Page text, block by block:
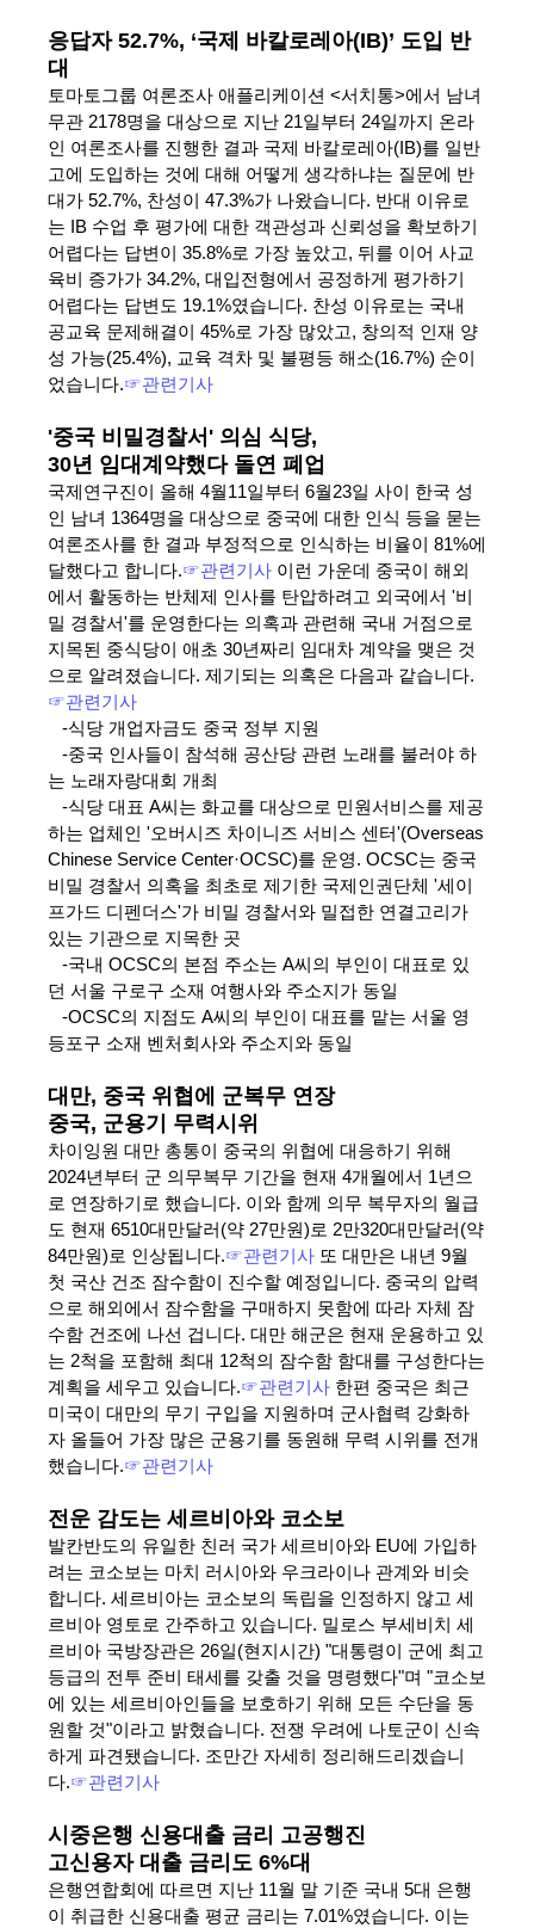
응답자 52.7%, ‘국제 바칼로레아(IB)’ 도입 반
대
토마토그룹 여론조사 애플리케이션 <서치통>에서 남녀
무관 2178명을 대상으로 지난 21일부터 24일까지 온라
인 여론조사를 진행한 결과 국제 바칼로레아(IB)를 일반
고에 도입하는 것에 대해 어떻게 생각하냐는 질문에 반
대가 52.7%, 찬성이 47.3%가 나왔습니다. 반대 이유로
는 IB 수업 후 평가에 대한 객관성과 신뢰성을 확보하기
어렵다는 답변이 35.8%로 가장 높았고, 뒤를 이어 사교
육비 증가가 34.2%, 대입전형에서 공정하게 평가하기
어렵다는 답변도 19.1%였습니다. 찬성 이유로는 국내
공교육 문제해결이 45%로 가장 많았고, 창의적 인재 양
성 가능(25.4%), 교육 격차 및 불평등 해소(16.7%) 순이
었습니다.☞관련기사
'중국 비밀경찰서' 의심 식당,
30년 임대계약했다 돌연 폐업
국제연구진이 올해 4월11일부터 6월23일 사이 한국 성
인 남녀 1364명을 대상으로 중국에 대한 인식 등을 묻는
여론조사를 한 결과 부정적으로 인식하는 비율이 81%에
달했다고 합니다.☞관련기사 이런 가운데 중국이 해외
에서 활동하는 반체제 인사를 탄압하려고 외국에서 '비
밀 경찰서'를 운영한다는 의혹과 관련해 국내 거점으로
지목된 중식당이 애초 30년짜리 임대차 계약을 맺은 것
으로 알려졌습니다. 제기되는 의혹은 다음과 같습니다.
☞관련기사
-식당 개업자금도 중국 정부 지원
-중국 인사들이 참석해 공산당 관련 노래를 불러야 하
는 노래자랑대회 개최
-식당 대표 A씨는 화교를 대상으로 민원서비스를 제공
하는 업체인 '오버시즈 차이니즈 서비스 센터'(Overseas
Chinese Service Center·OCSC)를 운영. OCSC는 중국
비밀 경찰서 의혹을 최초로 제기한 국제인권단체 '세이
프가드 디펜더스'가 비밀 경찰서와 밀접한 연결고리가
있는 기관으로 지목한 곳
-국내 OCSC의 본점 주소는 A씨의 부인이 대표로 있
던 서울 구로구 소재 여행사와 주소지가 동일
-OCSC의 지점도 A씨의 부인이 대표를 맡는 서울 영
등포구 소재 벤처회사와 주소지와 동일
대만, 중국 위협에 군복무 연장
중국, 군용기 무력시위
차이잉원 대만 총통이 중국의 위협에 대응하기 위해
2024년부터 군 의무복무 기간을 현재 4개월에서 1년으
로 연장하기로 했습니다. 이와 함께 의무 복무자의 월급
도 현재 6510대만달러(약 27만원)로 2만320대만달러(약
84만원)로 인상됩니다.☞관련기사 또 대만은 내년 9월
첫 국산 건조 잠수함이 진수할 예정입니다. 중국의 압력
으로 해외에서 잠수함을 구매하지 못함에 따라 자체 잠
수함 건조에 나선 겁니다. 대만 해군은 현재 운용하고 있
는 2척을 포함해 최대 12척의 잠수함 함대를 구성한다는
계획을 세우고 있습니다.☞관련기사 한편 중국은 최근
미국이 대만의 무기 구입을 지원하며 군사협력 강화하
자 올들어 가장 많은 군용기를 동원해 무력 시위를 전개
했습니다.☞관련기사
전운 감도는 세르비아와 코소보
발칸반도의 유일한 친러 국가 세르비아와 EU에 가입하
려는 코소보는 마치 러시아와 우크라이나 관계와 비슷
합니다. 세르비아는 코소보의 독립을 인정하지 않고 세
르비아 영토로 간주하고 있습니다. 밀로스 부세비치 세
르비아 국방장관은 26일(현지시간) "대통령이 군에 최고
등급의 전투 준비 태세를 갖출 것을 명령했다"며 "코소보
에 있는 세르비아인들을 보호하기 위해 모든 수단을 동
원할 것"이라고 밝혔습니다. 전쟁 우려에 나토군이 신속
하게 파견됐습니다. 조만간 자세히 정리해드리겠습니
다.☞관련기사
시중은행 신용대출 금리 고공행진
고신용자 대출 금리도 6%대
은행연합회에 따르면 지난 11월 말 기준 국내 5대 은행
이 취급한 신용대출 평균 금리는 7.01%였습니다. 이는